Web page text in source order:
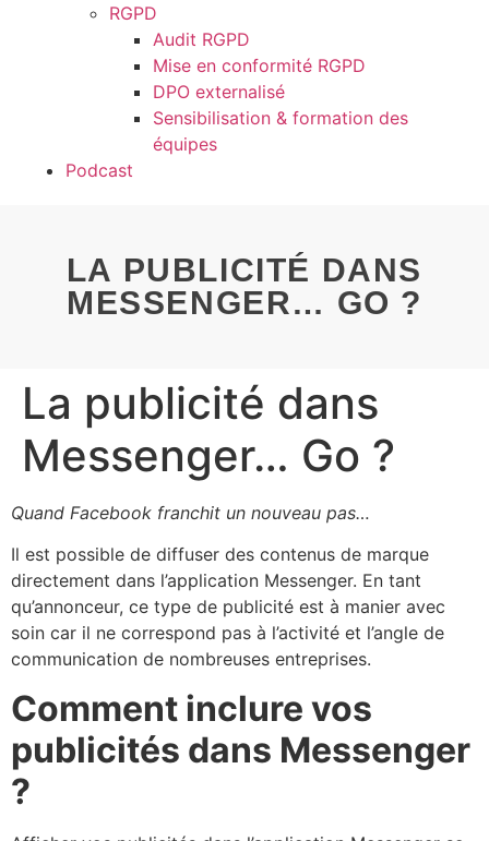
RGPD
Audit RGPD
Mise en conformité RGPD
DPO externalisé
Sensibilisation & formation des
équipes
Podcast
LA PUBLICITÉ DANS
MESSENGER… GO ?
La publicité dans
Messenger… Go ?
Quand Facebook franchit un nouveau pas…
Il est possible de diffuser des contenus de marque
directement dans l’application Messenger. En tant
qu’annonceur, ce type de publicité est à manier avec
soin car il ne correspond pas à l’activité et l’angle de
communication de nombreuses entreprises.
Comment inclure vos
publicités dans Messenger
?